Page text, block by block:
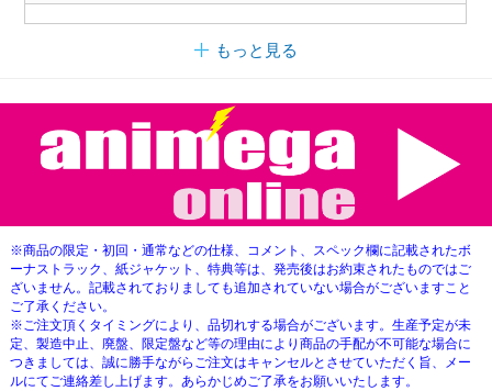
もっと見る
※商品の限定・初回・通常などの仕様、コメント、スペック欄に記載されたボ
ーナストラック、紙ジャケット、特典等は、発売後はお約束されたものではご
ざいません。記載されておりましても追加されていない場合がございますこと
ご了承ください。
※ご注文頂くタイミングにより、品切れする場合がございます。生産予定が未
定、製造中止、廃盤、限定盤など等の理由により商品の手配が不可能な場合に
つきましては、誠に勝手ながらご注文はキャンセルとさせていただく旨、メー
ルにてご連絡差し上げます。あらかじめご了承をお願いいたします。